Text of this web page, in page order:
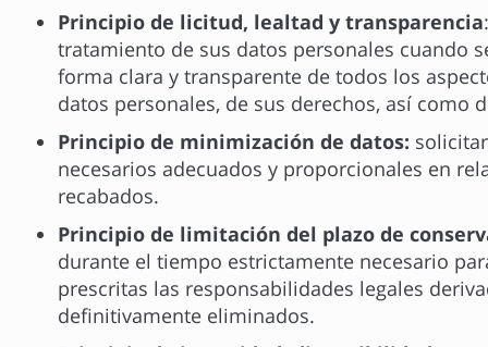
Principio de licitud, lealtad y transparencia
tratamiento de sus datos personales cuando
forma clara y transparente de todos los
datos personales, de sus derechos, así como
Principio de minimización de datos:
necesarios adecuados y proporcionales en
recabados.
Principio de limitación del plazo de
durante el tiempo estrictamente necesario
prescritas las responsabilidades legales
definitivamente eliminados.